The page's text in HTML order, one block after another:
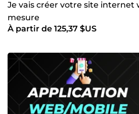
Je vais créer votre site internet
mesure
À partir de 125,37 $US